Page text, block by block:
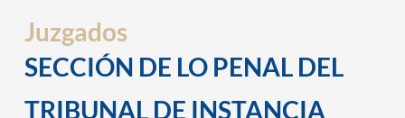
Juzgados
SECCIÓN DE LO PENAL DEL
TRIBUNAL DE INSTANCIA